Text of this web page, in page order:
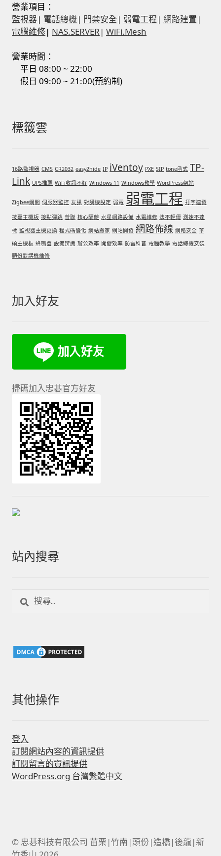
營業項目：
監視器| 電話總機 | 門禁安全 | 弱電工程 |網路建置 |
電腦維修| NAS.SERVER |WiFi.Mesh
營業時間：
平日 08:00 ~ 22:00
假日 09:00 ~ 21:00(預約制)
標籤雲
16路監視器 CMS CR2032 easy2hide IP iVentoy PXE SIP tone函式 TP-
Link UPS推薦 WiFi收訊不好 Windows 11 Windows教學 WordPress架站
Zigbee網關 伺服器監控 友訊 對講機設定 弱電 弱電工程 打字連發
技嘉主機板 接點彈跳 普聯 核心隔離 水星網路設備 水電維修 法不輕傳 測速不達
標 監視器主機更換 程式碼優化 網站搬家 網站開發 網路佈線 網路安全 華
碩主機板 蜂鳴器 設備辨識 辦公效率 開發效率 防雷科普 電腦教學 電話總機安裝
頭份對講機維修
加入好友
掃碼加入忠碁官方好友
站內搜尋
字:
其他操作
登入
訂閱網站內容的資訊提供
訂閱留言的資訊提供
WordPress.org 台灣繁體中文
© 忠碁科技有限公司 苗栗|竹南|頭份|造橋|後龍|新